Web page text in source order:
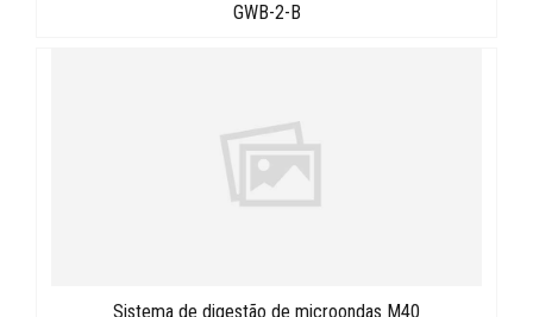
GWB-2-B
Sistema de digestão de microondas M40